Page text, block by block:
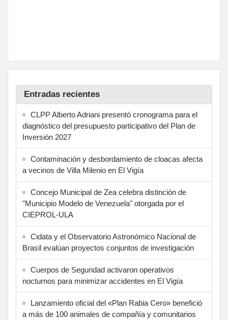
Entradas recientes
CLPP Alberto Adriani presentó cronograma para el
diagnóstico del presupuesto participativo del Plan de
Inversión 2027
Contaminación y desbordamiento de cloacas afecta
a vecinos de Villa Milenio en El Vigía
Concejo Municipal de Zea celebra distinción de
"Municipio Modelo de Venezuela" otorgada por el
CIEPROL-ULA
Cidata y el Observatorio Astronómico Nacional de
Brasil evalúan proyectos conjuntos de investigación
Cuerpos de Seguridad activaron operativos
nocturnos para minimizar accidentes en El Vigía
Lanzamiento oficial del «Plan Rabia Cero» benefició
a más de 100 animales de compañía y comunitarios